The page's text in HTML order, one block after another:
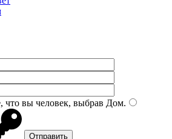
что вы человек, выбрав Дом.